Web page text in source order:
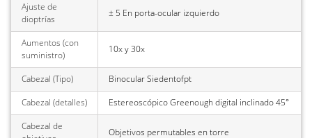
Ajuste de
dioptrías
± 5 En porta-ocular izquierdo
Aumentos (con
suministro)
10x y 30x
Cabezal (Tipo)
Binocular Siedentofpt
Cabezal (detalles)
Estereoscópico Greenough digital inclinado 45°
Cabezal de
Objetivos permutables en torre